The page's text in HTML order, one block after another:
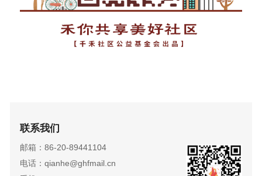
联系我们
邮箱：86-20-89441104
电话：qianhe@ghfmail.cn